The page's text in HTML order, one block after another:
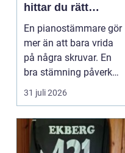
hittar du rätt
expert för ditt
piano
En pianostämmare gör
mer än att bara vrida
på några skruvar. En
bra stämning påverkar
hur pianot låt...
31 juli 2026